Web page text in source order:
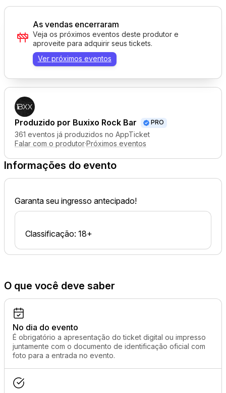
Produzido por Buxixo Rock Bar PRO
361 eventos já produzidos no AppTicket
Falar com o produtor·Próximos eventos
Informações do evento
Garanta seu ingresso antecipado!
Classificação: 18+
As vendas encerraram
Veja os próximos eventos deste produtor e
aproveite para adquirir seus tickets.
Ver próximos eventos
O que você deve saber
No dia do evento
É obrigatório a apresentação do ticket digital ou impresso
juntamente com o documento de identificação oficial com
foto para a entrada no evento.